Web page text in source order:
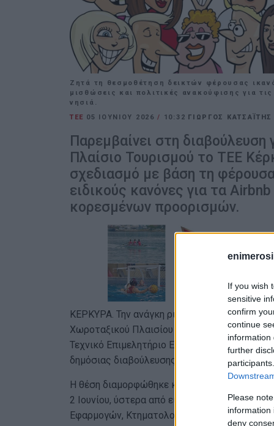
If you wish
sensitive
confirm
continue
information
further
Please
information
deny
Ζητά τη θεσμοθέτηση δεικτών φέρουσας
μισθώσεις και πολιτικές ανακούφισης για
νησιά.
ΤΕΕ 05 ΙΟΥΝΊΟΥ 2026/ 10:32 ΓΙΩΡΓΟΣ ΚΑΤΣΑΪΤΗΣ
Παρεμβαίνει στη
Πλαίσιο Τουρισμού το ΤΕΕ
σχεδιασμό με βάση τη
ειδικούς κανόνες για τα
κορεσμένων προορισμών.
ΚΕΡΚΥΡΑ. Την ανάγκη ριζικής αναθεώρησης
Χωροταξικού Πλαισίου για τον Τουρισμό
Τεχνικό Επιμελητήριο Ελλάδας, το οποίο
δημόσιας διαβούλευσης για το σχέδιο
Η θέση διαμορφώθηκε κατά την 8η τακτική
2 Ιουνίου, ύστερα από εισήγηση της
Εφαρμογών, Κτηματολογίου και Προστασίας